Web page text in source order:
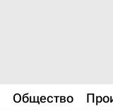
Общество